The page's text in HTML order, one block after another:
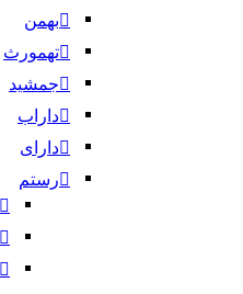
بهمن
تهمورث
جمشید
داراب
دارای
رستم